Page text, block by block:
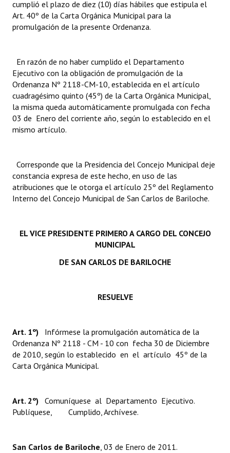
Declaraciones
Resoluciones de Presidencia
INSTITUCIONAL
Antiguos Pobladores
Noticias Destacadas
Datos Históricos
Premio al Mérito - Registro
Mujeres que Dejaron Huellas - Registro
Banca del Vecino - Registro
Antiguos Pobladores - Registro
Reconocimientos - Registro
Entrega de distinciones
cumplió el plazo de diez (10) días hábiles que estipula el
Art. 40º de la Carta Orgánica Municipal para la
promulgación de la presente Ordenanza.
En razón de no haber cumplido el Departamento
Ejecutivo con la obligación de promulgación de la
Ordenanza Nº 2118-CM-10, establecida en el artículo
cuadragésimo quinto (45º) de la Carta Orgánica Municipal,
la misma queda automáticamente promulgada con fecha
03 de Enero del corriente año, según lo establecido en el
mismo artículo.
Corresponde que la Presidencia del Concejo Municipal deje
constancia expresa de este hecho, en uso de las
atribuciones que le otorga el artículo 25º del Reglamento
Interno del Concejo Municipal de San Carlos de Bariloche.
EL VICE PRESIDENTE PRIMERO A CARGO DEL CONCEJO
MUNICIPAL
DE SAN CARLOS DE BARILOCHE
RESUELVE
Art. 1º) Infórmese la promulgación automática de la
Ordenanza Nº 2118 - CM - 10 con fecha 30 de Diciembre
de 2010, según lo establecido en el artículo 45º de la
Carta Orgánica Municipal.
Art. 2º) Comuníquese al Departamento Ejecutivo.
Publíquese, Cumplido, Archívese.
San Carlos de Bariloche, 03 de Enero de 2011.